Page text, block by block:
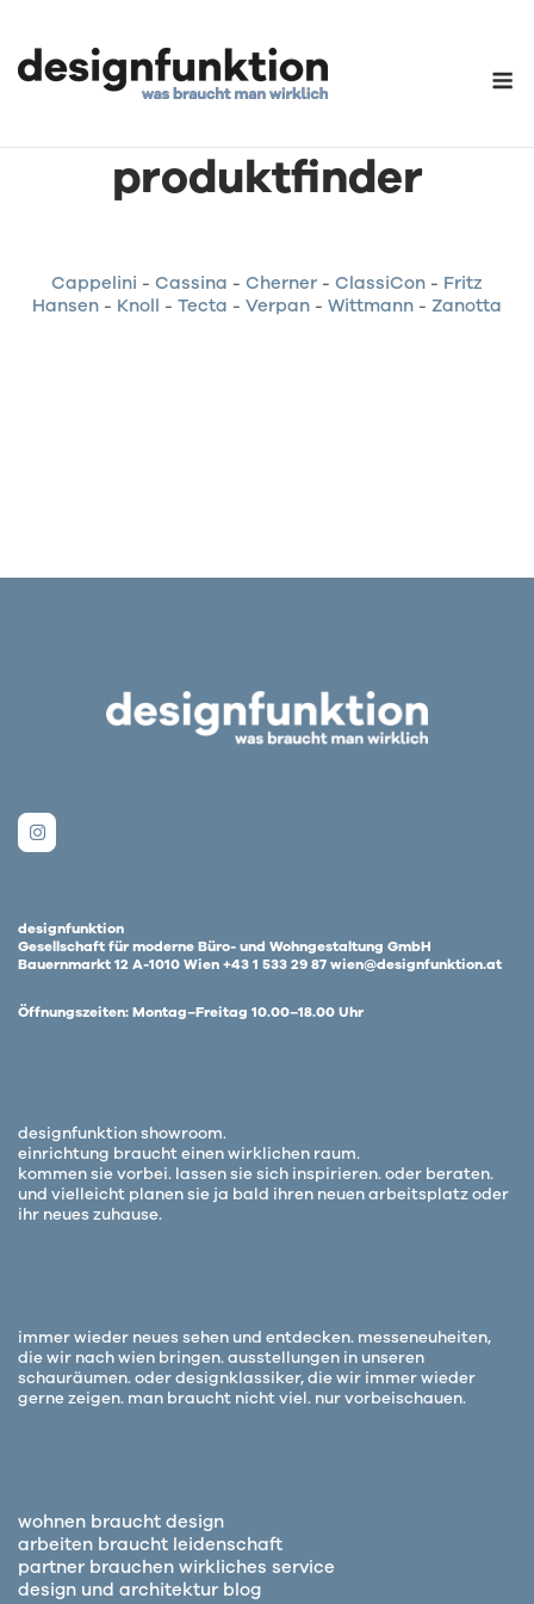
content
Knoll International
produktfinder
Cappelini - Cassina - Cherner - ClassiCon - Fritz
Hansen - Knoll - Tecta - Verpan - Wittmann - Zanotta
designfunktion
Gesellschaft für moderne Büro- und Wohngestaltung GmbH
Bauernmarkt 12 A-1010 Wien +43 1 533 29 87 wien@designfunktion.at
Öffnungszeiten: Montag–Freitag 10.00–18.00 Uhr
designfunktion showroom.
einrichtung braucht einen wirklichen raum.
kommen sie vorbei. lassen sie sich inspirieren. oder beraten.
und vielleicht planen sie ja bald ihren neuen arbeitsplatz oder
ihr neues zuhause.
immer wieder neues sehen und entdecken. messeneuheiten,
die wir nach wien bringen. ausstellungen in unseren
schauräumen. oder designklassiker, die wir immer wieder
gerne zeigen. man braucht nicht viel. nur vorbeischauen.
wohnen braucht design
arbeiten braucht leidenschaft
partner brauchen wirkliches service
design und architektur blog